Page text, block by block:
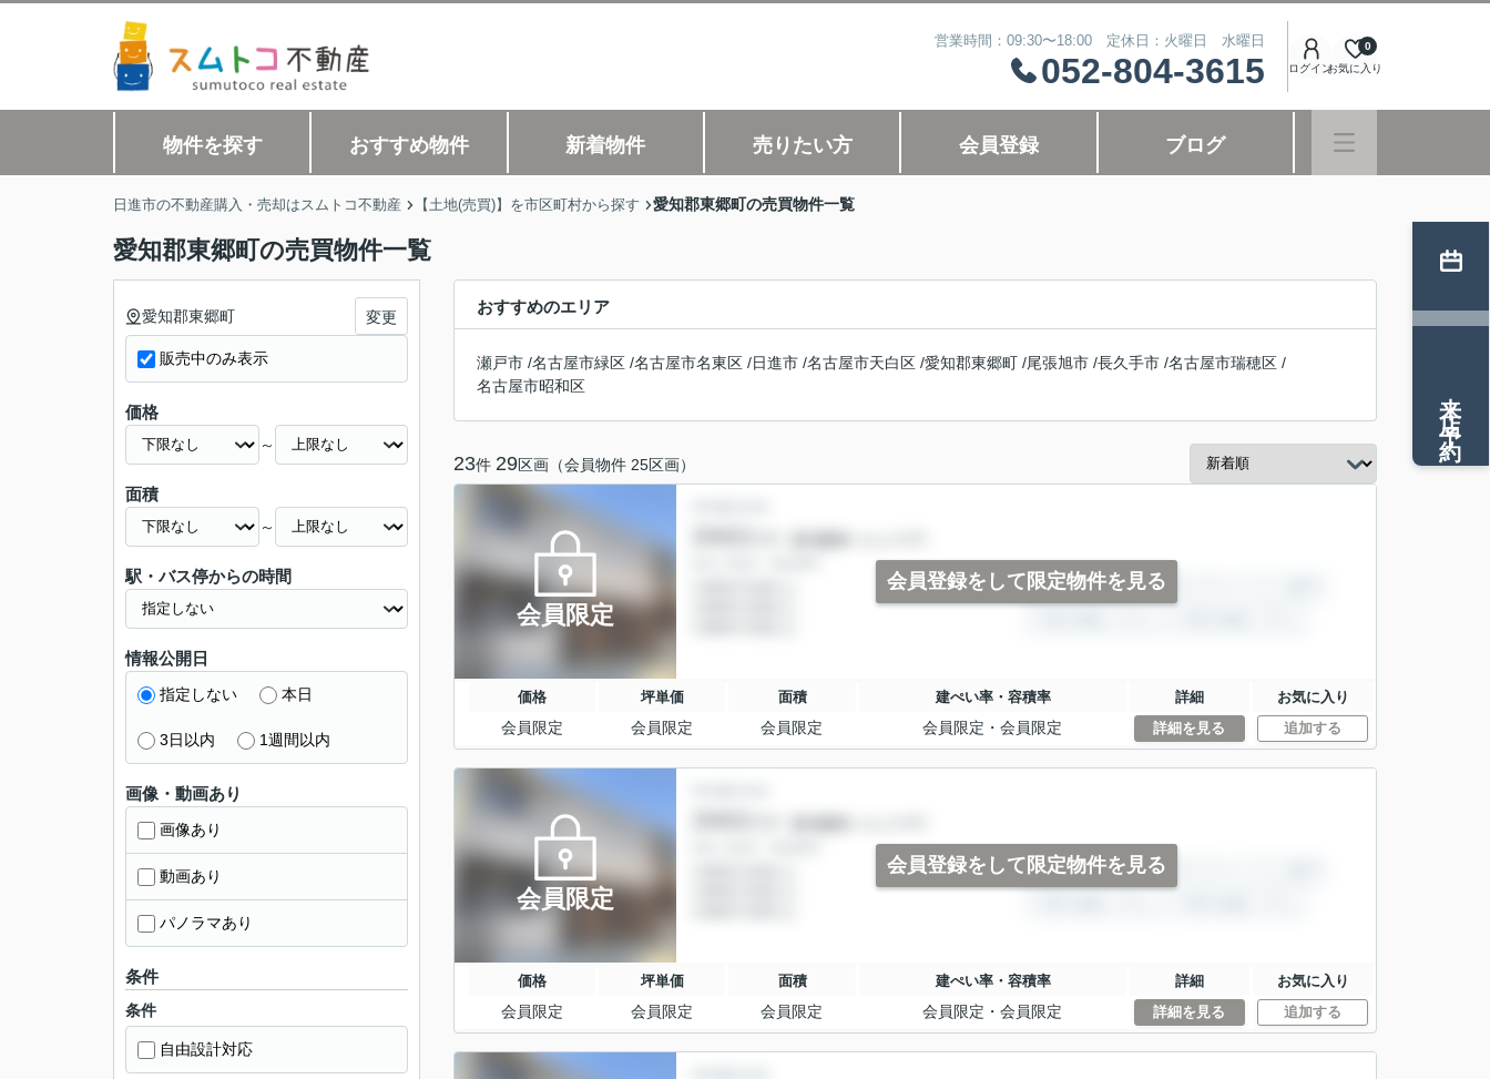
営業時間：09:30〜18:00 定休日：火曜日 水曜日
052-804-3615 ログインお気に入り
0
物件を探す おすすめ物件 新着物件 売りたい方 会員登録 ブログ
日進市の不動産購入・売却はスムトコ不動産 【土地(売買)】を市区町村から探す 愛知郡東郷町の売買物件一覧
愛知郡東郷町の売買物件一覧
おすすめのエリア
瀬戸市 /名古屋市緑区 /名古屋市名東区 /日進市 /名古屋市天白区 /愛知郡東郷町 /尾張旭市 /長久手市 /名古屋市瑞穂区 /
名古屋市昭和区
23件 29区画（会員物件 25区画）
会員限定
会員登録をして限定物件を見る
価格 坪単価 面積 建ぺい率・容積率 詳細 お気に入り
会員限定 会員限定 会員限定 会員限定 ・ 会員限定 詳細を見る 追加する
会員限定
会員登録をして限定物件を見る
価格 坪単価 面積 建ぺい率・容積率 詳細 お気に入り
会員限定 会員限定 会員限定 会員限定 ・ 会員限定 詳細を見る 追加する
愛知郡東郷町 変更
販売中のみ表示
価格
～
面積
～
駅・バス停からの時間
情報公開日
指定しない 本日
3日以内 1週間以内
画像・動画あり
画像あり
動画あり
パノラマあり
条件
条件
自由設計対応
来店予約